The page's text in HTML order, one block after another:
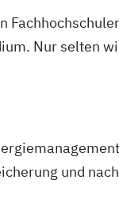
Nur selten
und